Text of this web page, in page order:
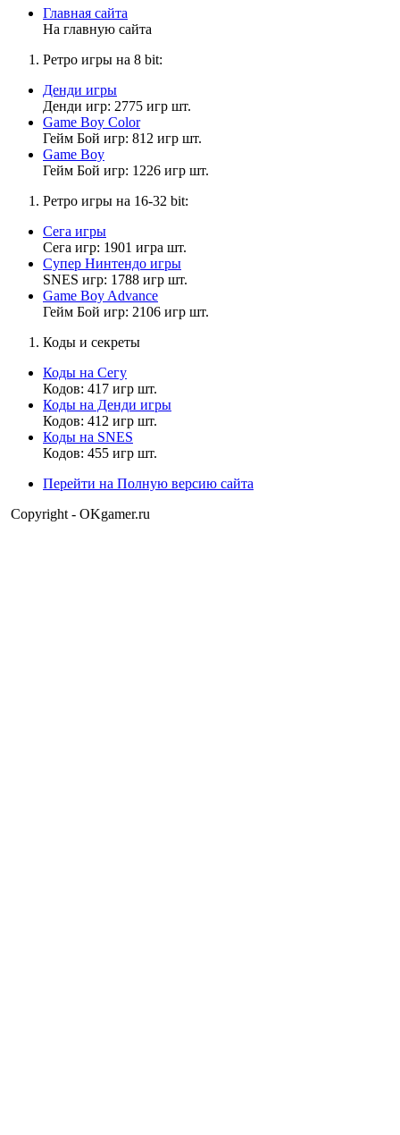
Так нигде не смог найти саундтреки к игре Commander Keen
10: Mirror Menace
Николай Фефелов
19:41:07
Цитата: Muhrum
установления аватара, наиболее ранними при регистрации.
Muhrum
19:34:53
Цитата: Николай Фефелов
Но как вы определили, что это я. Ведь псевдоним Мухрум я
взял только при регистрации. Как гость я заходил под другим
именем.
Дэволюциский
Главная сайта
На главную сайта
Ретро игры на 8 bit:
Денди игры
Денди игр: 2775 игр шт.
Game Boy Color
Гейм Бой игр: 812 игр шт.
Game Boy
Гейм Бой игр: 1226 игр шт.
Ретро игры на 16-32 bit:
Сега игры
Сега игр: 1901 игра шт.
Супер Нинтендо игры
SNES игр: 1788 игр шт.
Game Boy Advance
Гейм Бой игр: 2106 игр шт.
Коды и секреты
Коды на Сегу
Кодов: 417 игр шт.
Коды на Денди игры
Кодов: 412 игр шт.
Коды на SNES
Кодов: 455 игр шт.
Перейти на Полную версию сайта
Copyright - OKgamer.ru